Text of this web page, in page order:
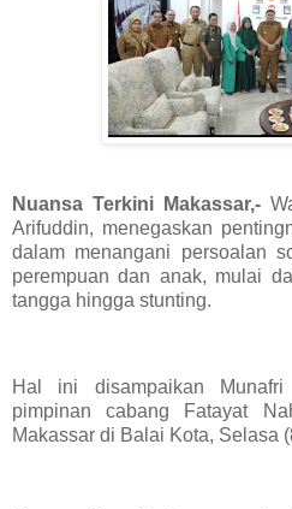
Nuansa Terkini Makassar,-
Arifuddin, menegaskan
dalam menangani persoalan
perempuan dan anak, mulai
tangga hingga stunting.
Hal ini disampaikan
pimpinan cabang Fatayat
Makassar di Balai Kota, Selasa